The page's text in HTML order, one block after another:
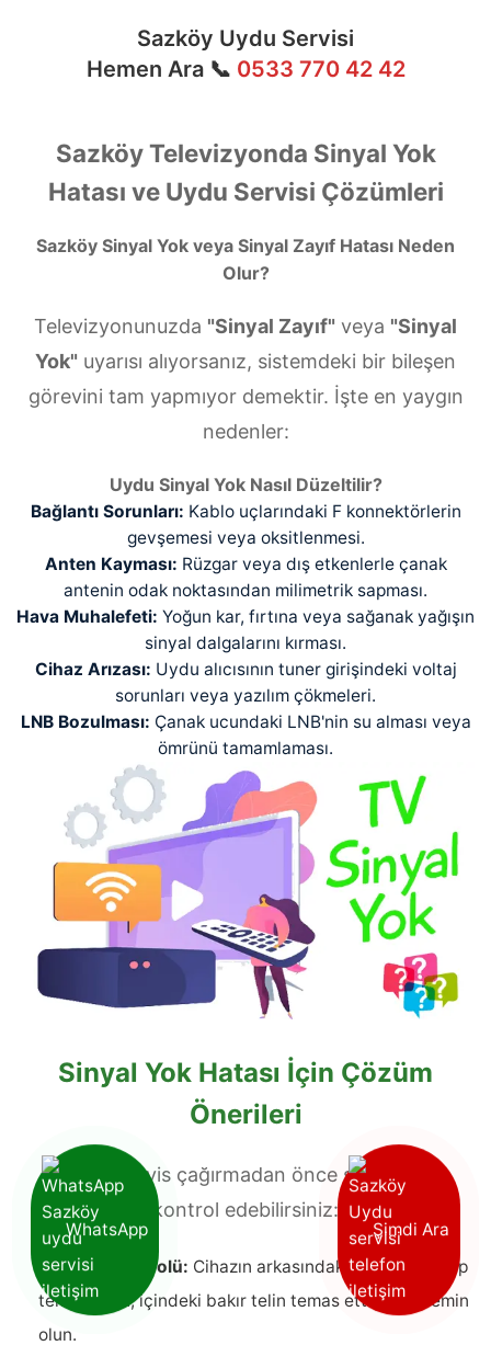
Sazköy Uydu Servisi
Hemen Ara 📞 0533 770 42 42
Sazköy Televizyonda Sinyal Yok
Hatası ve Uydu Servisi Çözümleri
Sazköy Sinyal Yok veya Sinyal Zayıf Hatası Neden
Olur?
Televizyonunuzda "Sinyal Zayıf" veya "Sinyal
Yok" uyarısı alıyorsanız, sistemdeki bir bileşen
görevini tam yapmıyor demektir. İşte en yaygın
nedenler:
Uydu Sinyal Yok Nasıl Düzeltilir?
Bağlantı Sorunları: Kablo uçlarındaki F konnektörlerin
gevşemesi veya oksitlenmesi.
Anten Kayması: Rüzgar veya dış etkenlerle çanak
antenin odak noktasından milimetrik sapması.
Hava Muhalefeti: Yoğun kar, fırtına veya sağanak yağışın
sinyal dalgalarını kırması.
Cihaz Arızası: Uydu alıcısının tuner girişindeki voltaj
sorunları veya yazılım çökmeleri.
LNB Bozulması: Çanak ucundaki LNB'nin su alması veya
ömrünü tamamlaması.
Sinyal Yok Hatası İçin Çözüm
Önerileri
Teknik servis çağırmadan önce şu adımları
kontrol edebilirsiniz:
✅Kablo Kontrolü: Cihazın arkasındaki kabloyu söküp
tekrar takın, içindeki bakır telin temas ettiğinden emin
olun.
Şimdi Ara
WhatsApp